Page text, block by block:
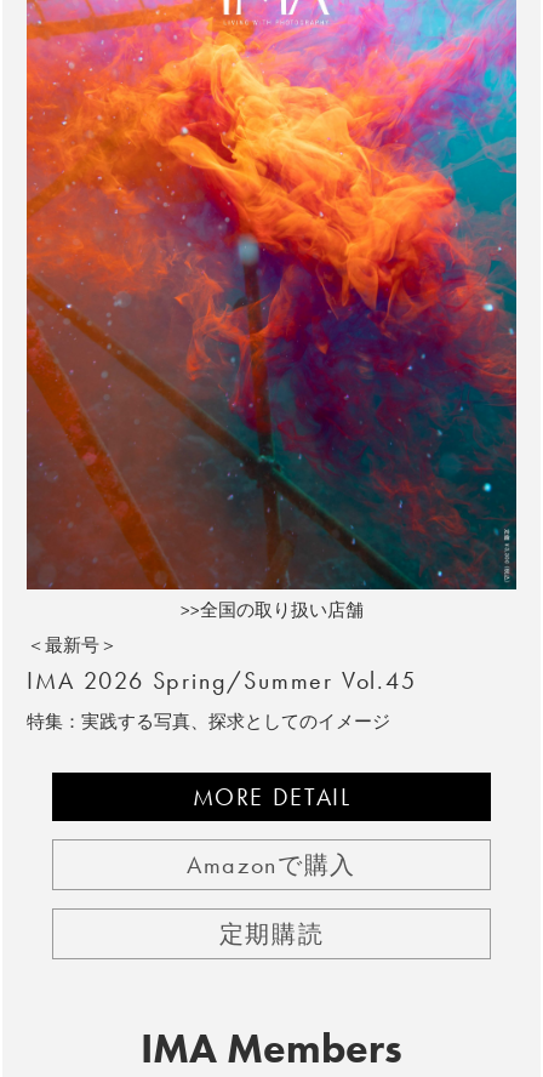
>>全国の取り扱い店舗
＜最新号＞
IMA 2026 Spring/Summer Vol.45
特集：実践する写真、探求としてのイメージ
MORE DETAIL
Amazonで購入
定期購読
IMA Members